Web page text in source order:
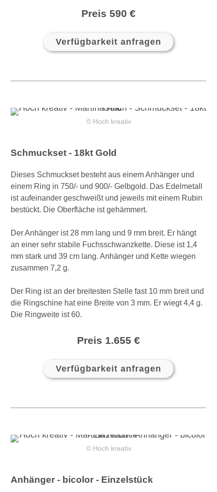
Preis 590 €
Verfügbarkeit anfragen
© Hoch kreativ
Schmuckset - 18kt Gold
Dieses Schmuckset besteht aus einem Anhänger und
einem Ring in 750/- und 900/- Gelbgold. Das Edelmetall
ist aufeinander geschweißt und jeweils mit einem Rubin
bestückt. Die Oberfläche ist gehämmert.
Der Anhänger ist 28 mm lang und 9 mm breit. Er hängt
an einer sehr stabile Fuchsschwanzkette. Diese ist 1,4
mm stark und 39 cm lang. Anhänger und Kette wiegen
zusammen 7,2 g.
Der Ring ist an der breitesten Stelle fast 10 mm breit und
die Ringschine hat eine Breite von 3 mm. Er wiegt 4,4 g.
Die Ringweite ist 60.
Preis 1.655 €
Verfügbarkeit anfragen
© Hoch kreativ
Anhänger - bicolor - Einzelstück